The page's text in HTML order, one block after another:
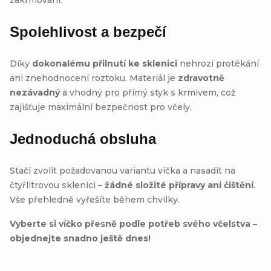
Spolehlivost a bezpečí
Díky dokonalému přilnutí ke sklenici nehrozí protékání
ani znehodnocení roztoku. Materiál je zdravotně
nezávadnýa vhodný pro přímý styk s krmivem, což
zajišťuje maximální bezpečnost pro včely.
Jednoduchá obsluha
Stačí zvolit požadovanou variantu víčka a nasadit na
čtyřlitrovou sklenici – žádné složité přípravy ani čištění.
Vše přehledně vyřešíte během chvilky.
Vyberte si víčko přesně podle potřeb svého včelstva –
objednejte snadno ještě dnes!